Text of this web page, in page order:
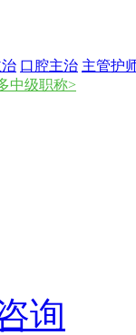
口腔主治 主管护
中级职称>
询